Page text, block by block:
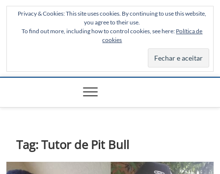
Privacy & Cookies: This site uses cookies. By continuing to use this website,
you agree to their use.
To find out more, including how to control cookies, see here: Política de
cookies
Tag:Tutor de Pit Bull